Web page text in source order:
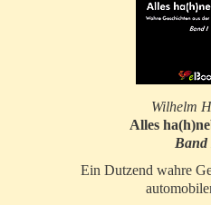
Wilhelm
Alles
Band
Ein Dutzend wahre